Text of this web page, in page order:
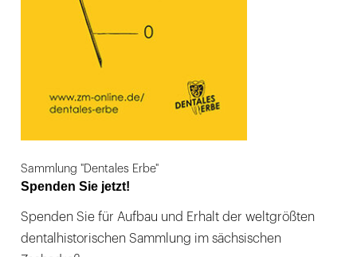
Sammlung "Dentales Erbe"
Spenden Sie jetzt!
Spenden Sie für Aufbau und Erhalt der weltgrößten
dentalhistorischen Sammlung im sächsischen